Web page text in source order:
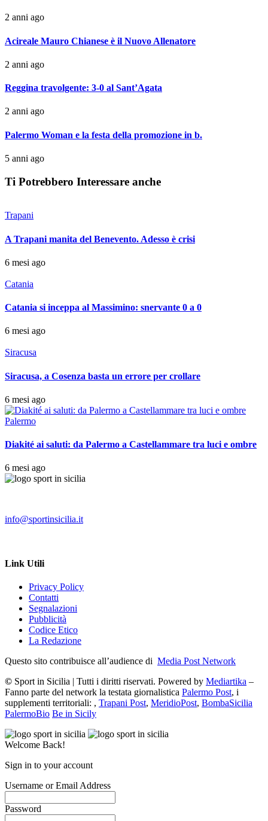
2 anni ago
Acireale Mauro Chianese è il Nuovo Allenatore
2 anni ago
Reggina travolgente: 3-0 al Sant’Agata
2 anni ago
Palermo Woman e la festa della promozione in b.
5 anni ago
Ti Potrebbero Interessare anche
Trapani
A Trapani manita del Benevento. Adesso è crisi
6 mesi ago
Catania
Catania si inceppa al Massimino: snervante 0 a 0
6 mesi ago
Siracusa
Siracusa, a Cosenza basta un errore per crollare
6 mesi ago
Palermo
Diakité ai saluti: da Palermo a Castellammare tra luci e ombre
6 mesi ago
info@sportinsicilia.it
Link Utili
Privacy Policy
Contatti
Segnalazioni
Pubblicità
Codice Etico
La Redazione
Questo sito contribuisce all’audience di Media Post Network
© Sport in Sicilia | Tutti i diritti riservati. Powered by Mediartika –
Fanno parte del network la testata giornalistica Palermo Post, i
supplementi territoriali: , Trapani Post, MeridioPost, BombaSicilia
PalermoBio Be in Sicily
Welcome Back!
Sign in to your account
Username or Email Address
Password